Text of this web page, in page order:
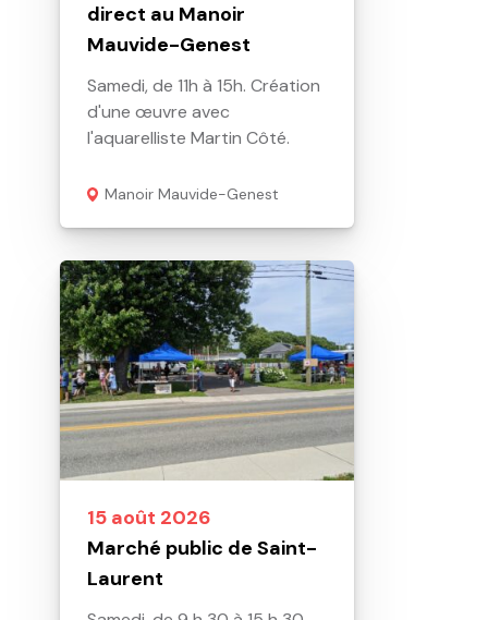
direct au Manoir
Mauvide-Genest
Samedi, de 11h à 15h. Création
d'une œuvre avec
l'aquarelliste Martin Côté.
Manoir Mauvide-Genest
15 août 2026
Marché public de Saint-
Laurent